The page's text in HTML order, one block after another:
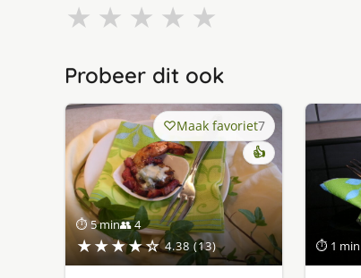
★ ★ ★ ★ ★
Probeer dit ook
⏱ 5 min👥 4
★★★★☆ 4.38 (13)
Maak favoriet7
👍
⏱ 1 min